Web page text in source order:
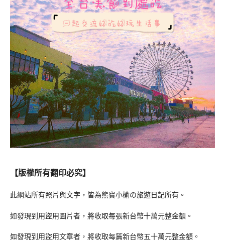
【版權所有翻印必究】
此網站所有照片與文字，皆為熊寶小榆の旅遊日記所有。
如發現到用盜用圖片者，將收取每張新台幣十萬元整金額。
如發現到用盜用文章者，將收取每篇新台幣五十萬元整金額。